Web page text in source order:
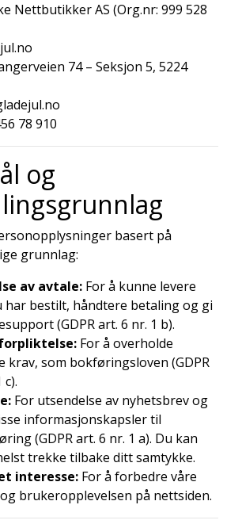
Nettbutikker AS (Org.nr: 999 528
74 – Seksjon 5, 5224
78 910
og
basert på
grunnlag:
av avtale: For å kunne levere
har bestilt, håndtere betaling og gi
(GDPR art. 6 nr. 1 b).
For å overholde
krav, som bokføringsloven (GDPR
For utsendelse av nyhetsbrev og
informasjonskapsler til
(GDPR art. 6 nr. 1 a). Du kan
trekke tilbake ditt samtykke.
interesse: For å forbedre våre
brukeropplevelsen på nettsiden.